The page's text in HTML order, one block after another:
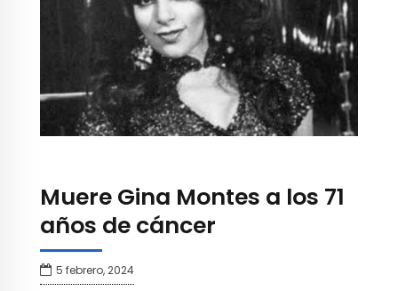
Muere Gina Montes a los 71
años de cáncer
5 febrero, 2024